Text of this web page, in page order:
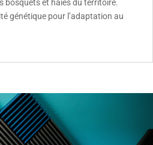
bosquets et haies du territoire.
génétique pour l’adaptation au